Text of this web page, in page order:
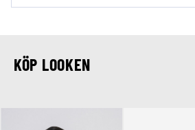
KÖP LOOKEN